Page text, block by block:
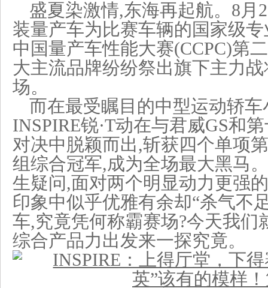
盛夏染激情,东海再起航。8月
装量产车为比赛车辆的国家级
中国量产车性能大赛(CCPC)第
大主流品牌纷纷祭出旗下主力
场。
而在最受瞩目的中型运动轿
INSPIRE锐·T动在与君威GS和
对决中脱颖而出,斩获四个单项
组综合冠军,成为全场最大黑马
生疑问,面对两个明显动力更强
印象中似乎优雅有余却“杀气不
车,究竟凭何称霸赛场?今天我们
综合产品力出发来一探究竟。